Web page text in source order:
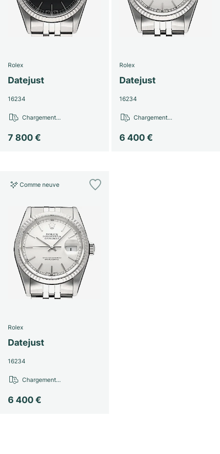
Rolex
Datejust
16234
7 800 €
Chargement…
Rolex
Datejust
16234
6 400 €
Chargement…
Comme neuve
Rolex
Datejust
16234
6 400 €
Chargement…